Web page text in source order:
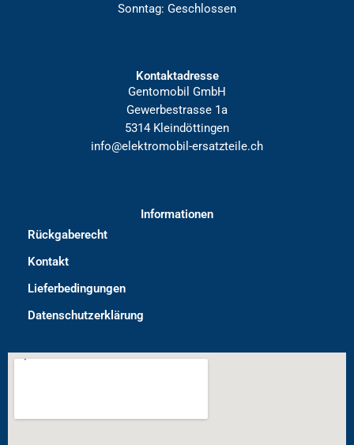
Sonntag: Geschlossen
Kontaktadresse
Gentomobil GmbH
Gewerbestrasse 1a
5314 Kleindöttingen
info@elektromobil-ersatzteile.ch
Informationen
Rückgaberecht
Kontakt
Lieferbedingungen
Datenschutzerklärung